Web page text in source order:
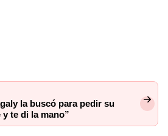
la buscó para pedir su
y te di la mano”